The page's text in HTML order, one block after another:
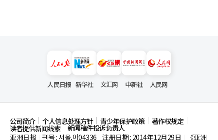
人民日报 新华社 文汇网 中新社 人民网
公司简介 个人信息处理方针 青少年保护政策 著作权规定
读者提供新闻线索
新闻稿件投诉负责人
亚洲日报
刊号 : 서울,아04336 注册日期 : 2014年12月29日 《亚洲